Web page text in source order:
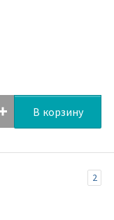
В корзину
2